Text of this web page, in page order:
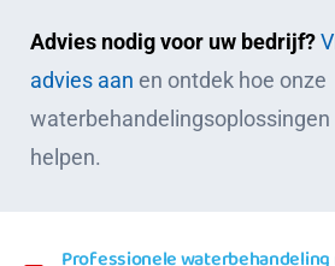
Advies nodig voor uw bedrijf?
advies aan en ontdek hoe onze
helpen.